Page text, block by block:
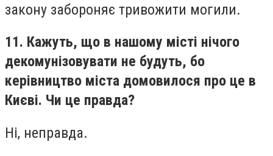
закону забороняє тривожити могили.
11. Кажуть, що в нашому місті нічого
декомунізовувати не будуть, бо
керівництво міста домовилося про це в
Києві. Чи це правда?
Ні, неправда.